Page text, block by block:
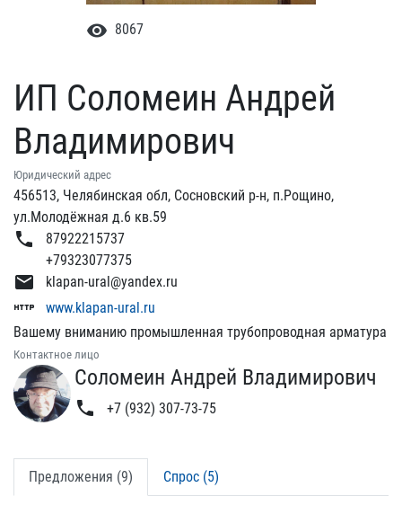
visibility 8067
ИП Соломеин Андрей
Владимирович
Юридический адрес
456513, Челябинская обл, Сосновский р-н, п.Рощино,
ул.Молодёжная д.6 кв.59
phone
87922215737
+79323077375
email klapan-ural@yandex.ru
http
www.klapan-ural.ru
Вашему вниманию промышленная трубопроводная арматура
Контактное лицо
Соломеин Андрей Владимирович
phone +7 (932) 307-73-75
Предложения (9) Спрос (5)